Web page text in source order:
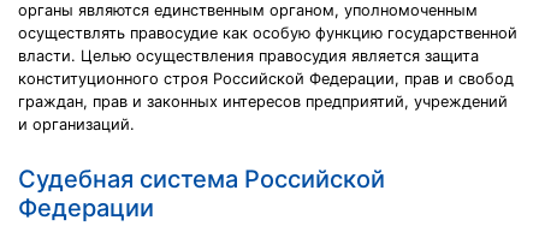
органы являются единственным органом, уполномоченным
осуществлять правосудие как особую функцию государственной
власти. Целью осуществления правосудия является защита
конституционного строя Российской Федерации, прав и свобод
граждан, прав и законных интересов предприятий, учреждений
и организаций.
Судебная система Российской
Федерации